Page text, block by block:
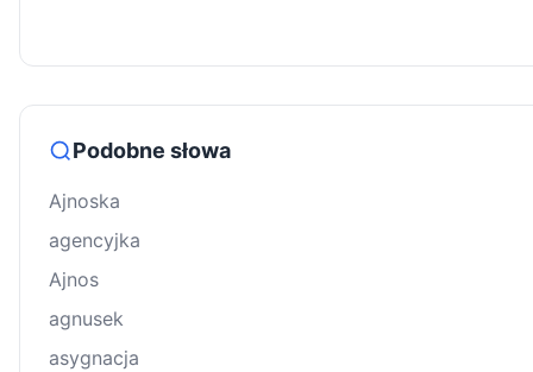
Podobne słowa
Ajnoska
agencyjka
Ajnos
agnusek
asygnacja